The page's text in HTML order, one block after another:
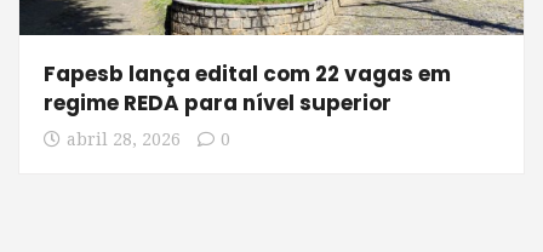
Fapesb lança edital com 22 vagas em
regime REDA para nível superior
abril 28, 2026 0